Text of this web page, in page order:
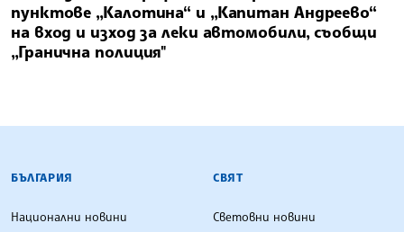
пунктове „Калотина“ и „Капитан Андреево“
на вход и изход за леки автомобили, съобщи
„Гранична полиция"
БЪЛГАРСКА ТЕЛЕГРАФНА АГЕНЦИЯ
БЪЛГАРИЯ
Национални новини
СВЯТ
Световни новини